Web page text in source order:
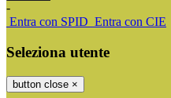
-
Entra con SPID Entra con CIE
Seleziona utente
button close ×